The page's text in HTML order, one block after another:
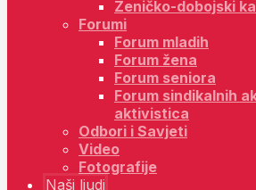
Zeničko-dobojski
Forumi
Forum mladih
Forum žena
Forum seniora
Forum sindikalnih
aktivistica
Odbori i Savjeti
Video
Fotografije
Naši ljudi